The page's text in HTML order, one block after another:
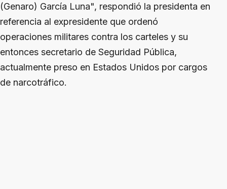
(Genaro) García Luna", respondió la presidenta en
referencia al expresidente que ordenó
operaciones militares contra los carteles y su
entonces secretario de Seguridad Pública,
actualmente preso en Estados Unidos por cargos
de narcotráfico.